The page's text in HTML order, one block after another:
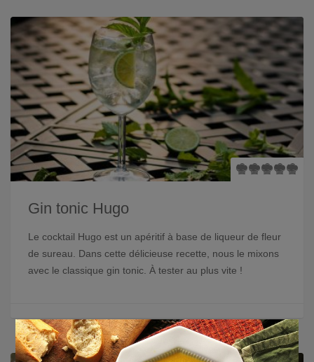
Gin tonic Hugo
Le cocktail Hugo est un apéritif à base de liqueur de fleur
de sureau. Dans cette délicieuse recette, nous le mixons
avec le classique gin tonic. À tester au plus vite !
×